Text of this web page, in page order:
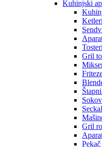
Kuhinjski
Ketleri
Tosteri
Gril
Gril